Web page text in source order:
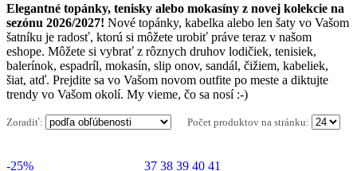
Elegantné topánky, tenisky alebo mokasíny z novej kolekcie na
sezónu 2026/2027! Nové topánky, kabelka alebo len šaty vo Vašom
šatníku je radosť, ktorú si môžete urobiť práve teraz v našom
eshope. Môžete si vybrať z rôznych druhov lodičiek, tenisiek,
balerínok, espadríl, mokasín, slip onov, sandál, čižiem, kabeliek,
šiat, atď. Prejdite sa vo Vašom novom outfite po meste a diktujte
trendy vo Vašom okolí. My vieme, čo sa nosí :-)
Zoradiť: Počet produktov na stránku:
-25% 37 38 39 40 41